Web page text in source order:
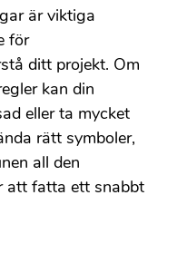
är viktiga
för
ditt projekt. Om
kan din
eller ta mycket
rätt symboler,
all den
att fatta ett snabbt